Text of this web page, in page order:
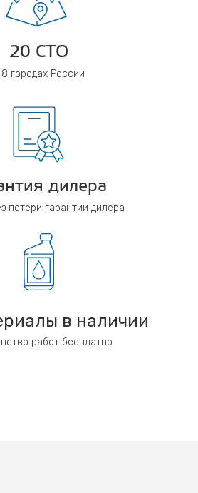
20 СТО
городах России
дилера
потери гарантии дилера
в наличии
работ бесплатно